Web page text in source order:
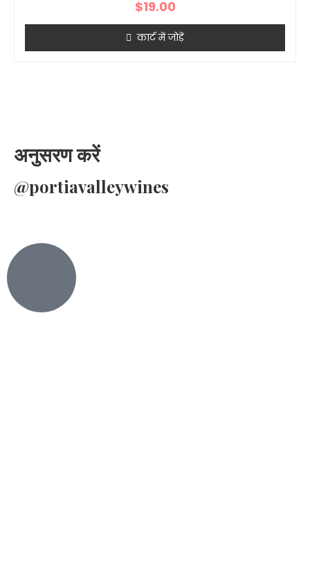
$19.00
कार्ट में जोड़ें
अनुसरण करें
@portiavalleywines​